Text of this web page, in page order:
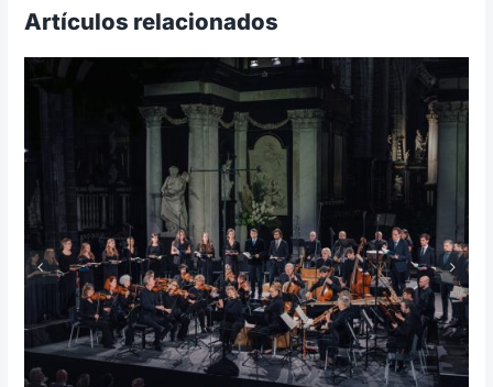
Artículos relacionados